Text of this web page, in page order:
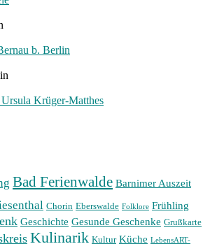
b. Berlin
Krüger-Matthes
Bad Ferienwalde Barnimer Auszeit
Chorin Eberswalde Folklore Frühling
Geschichte Gesunde Geschenke Grußkarte
Kulinarik Kultur Küche LebensART-